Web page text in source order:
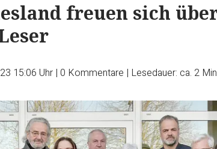
freuen sich
15:06 Uhr | 0 Kommentare | Lesedauer: ca. 2